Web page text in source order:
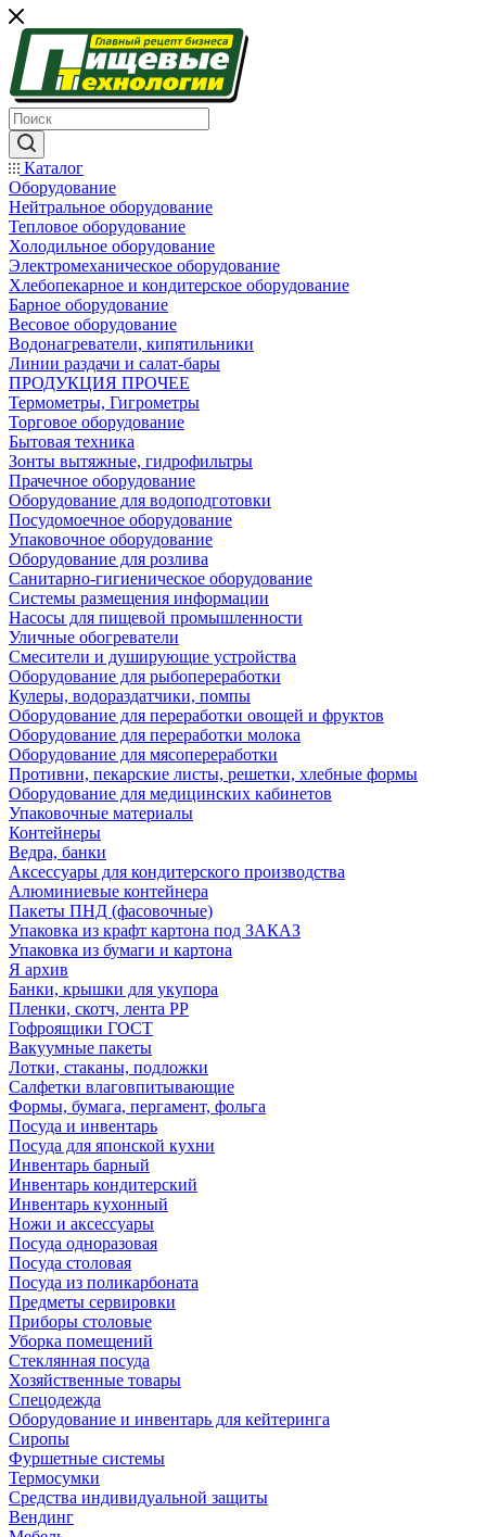
Каталог
Оборудование
Нейтральное оборудование
Тепловое оборудование
Холодильное оборудование
Электромеханическое оборудование
Хлебопекарное и кондитерское оборудование
Барное оборудование
Весовое оборудование
Водонагреватели, кипятильники
Линии раздачи и салат-бары
ПРОДУКЦИЯ ПРОЧЕЕ
Термометры, Гигрометры
Торговое оборудование
Бытовая техника
Зонты вытяжные, гидрофильтры
Прачечное оборудование
Оборудование для водоподготовки
Посудомоечное оборудование
Упаковочное оборудование
Оборудование для розлива
Санитарно-гигиеническое оборудование
Системы размещения информации
Насосы для пищевой промышленности
Уличные обогреватели
Смесители и душирующие устройства
Оборудование для рыбопереработки
Кулеры, водораздатчики, помпы
Оборудование для переработки овощей и фруктов
Оборудование для переработки молока
Оборудование для мясопереработки
Противни, пекарские листы, решетки, хлебные формы
Оборудование для медицинских кабинетов
Упаковочные материалы
Контейнеры
Ведра, банки
Аксессуары для кондитерского производства
Алюминиевые контейнера
Пакеты ПНД (фасовочные)
Упаковка из крафт картона под ЗАКАЗ
Упаковка из бумаги и картона
Я архив
Банки, крышки для укупора
Пленки, скотч, лента РР
Гофроящики ГОСТ
Вакуумные пакеты
Лотки, стаканы, подложки
Салфетки влаговпитывающие
Формы, бумага, пергамент, фольга
Посуда и инвентарь
Посуда для японской кухни
Инвентарь барный
Инвентарь кондитерский
Инвентарь кухонный
Ножи и аксессуары
Посуда одноразовая
Посуда столовая
Посуда из поликарбоната
Предметы сервировки
Приборы столовые
Уборка помещений
Стеклянная посуда
Хозяйственные товары
Спецодежда
Оборудование и инвентарь для кейтеринга
Сиропы
Фуршетные системы
Термосумки
Средства индивидуальной защиты
Вендинг